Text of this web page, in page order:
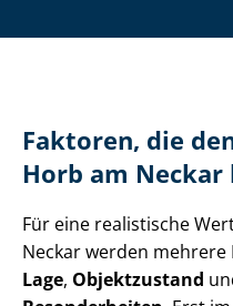
Faktoren, die
Horb am
Für eine realistische
Neckar werden
Lage, Objektzustand